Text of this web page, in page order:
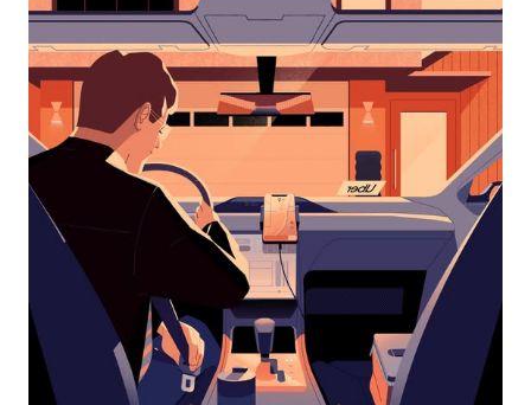
kalendář
vybrat
datum.
Stisknutím
klávesy
Esc
zavřeš
kalendář.